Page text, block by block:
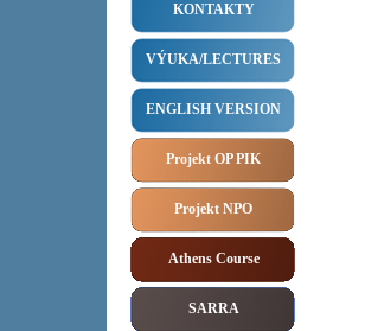
KONTAKTY
VÝUKA/LECTURES
ENGLISH VERSION
Projekt OP PIK
Projekt NPO
Athens Course
SARRA